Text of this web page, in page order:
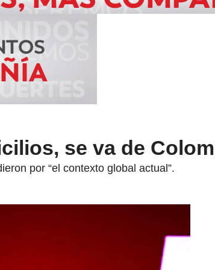
se va de
por “el contexto global actual”.